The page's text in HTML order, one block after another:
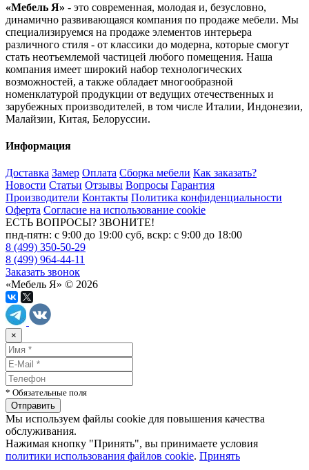
«Мебель Я» - это современная, молодая и, безусловно,
динамично развивающаяся компания по продаже мебели. Мы
специализируемся на продаже элементов интерьера
различного стиля - от классики до модерна, которые смогут
стать неотъемлемой частицей любого помещения. Наша
компания имеет широкий набор технологических
возможностей, а также обладает многообразной
номенклатурой продукции от ведущих отечественных и
зарубежных производителей, в том числе Италии, Индонезии,
Малайзии, Китая, Белоруссии.
Информация
Доставка Замер Оплата Сборка мебели Как заказать?
Новости Статьи Отзывы Вопросы Гарантия
Производители Контакты Политика конфиденциальности
Оферта Согласие на использование cookie
ЕСТЬ ВОПРОСЫ? ЗВОНИТЕ!
пнд-пятн: с 9:00 до 19:00 суб, вскр: с 9:00 до 18:00
8 (499) 350-50-29
8 (499) 964-44-11
Заказать звонок
«Мебель Я» © 2026
×
* Обязательные поля
Мы используем файлы cookie для повышения качества
обслуживания.
Нажимая кнопку "Принять", вы принимаете условия
политики использования файлов cookie. Принять